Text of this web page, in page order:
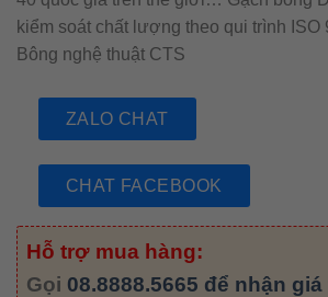
kiểm soát chất lượng theo qui trình ISO
Bông nghệ thuật CTS
ZALO CHAT
CHAT FACEBOOK
Hỗ trợ mua hàng:
Gọi 08.8888.5665 để nhận